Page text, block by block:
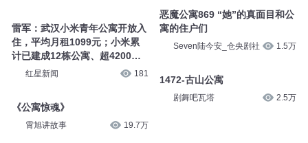
雷军：武汉小米青年公寓开放入
住，平均月租1099元；小米累
计已建成12栋公寓、超4200套
房源红星新闻 181
《公寓惊魂》
霄旭讲故事 19.7万
恶魔公寓869 “她”的真面目和公
寓的住户们
Seven陆今安_仓央剧社 1.5万
1472-古山公寓
剧舞吧瓦塔 2.5万